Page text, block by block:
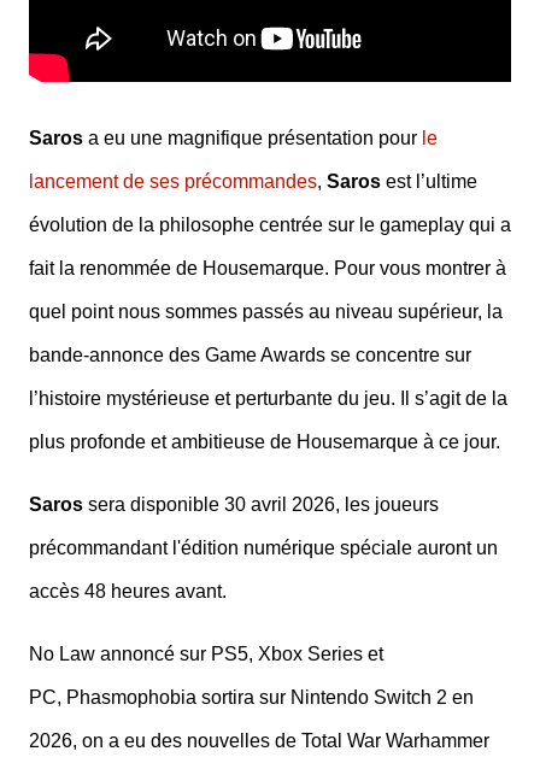
Saros a eu une magnifique présentation pour le
lancement de ses précommandes, Saros est l’ultime
évolution de la philosophe centrée sur le gameplay qui a
fait la renommée de Housemarque. Pour vous montrer à
quel point nous sommes passés au niveau supérieur, la
bande-annonce des Game Awards se concentre sur
l’histoire mystérieuse et perturbante du jeu. Il s’agit de la
plus profonde et ambitieuse de Housemarque à ce jour.
Saros sera disponible 30 avril 2026, les joueurs
précommandant l'édition numérique spéciale auront un
accès 48 heures avant.
No Law annoncé sur PS5, Xbox Series et
PC, Phasmophobia sortira sur Nintendo Switch 2 en
2026, on a eu des nouvelles de Total War Warhammer